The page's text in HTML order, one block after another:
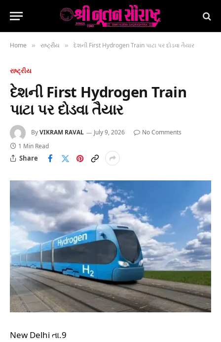
Home » રાષ્ટ્રીય » દેશની First Hydrogen Train પાટા પર દોડવા તૈયાર
રાષ્ટ્રીય
દેશની First Hydrogen Train
પાટા પર દોડવા તૈયાર
ByVIKRAM RAVAL July 9, 2026
No Comments
1 Min Read
Share
New Delhi તા.9